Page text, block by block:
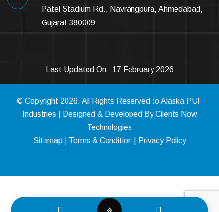
Patel Stadium Rd., Navrangpura, Ahmedabad,
Gujarat 380009
Last Updated On : 17 February 2026
© Copyright 2026. All Rights Reserved to Alaska PUF
Industries | Designed & Developed ByClients Now
Technologies
Sitemap| Terms & Condition| Privacy Policy